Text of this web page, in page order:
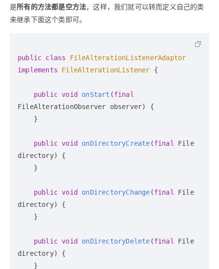
是所有的方法都是空方法，这样，我们就可以转而定义自己的类
来继承下面这个类即可。
public class
FileAlterationListenerAdaptor
implements
FileAlterationListener {
public void onStart (final
FileAlterationObserver observer)
{
public void onDirectoryCreate (final
File
directory)
{
public void onDirectoryChange (final
File
directory)
{
public void onDirectoryDelete (final
File
directory)
{